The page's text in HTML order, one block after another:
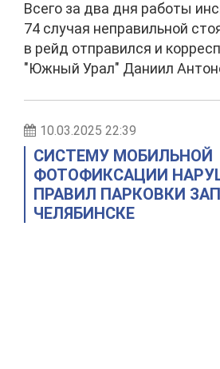
Всего за два дня работы
74 случая неправильной
в рейд отправился и
"Южный Урал" Даниил
10.03.2025 22:39
СИСТЕМУ МОБИЛЬНОЙ
ФОТОФИКСАЦИИ
ПРАВИЛ ПАРКОВКИ
ЧЕЛЯБИНСКЕ